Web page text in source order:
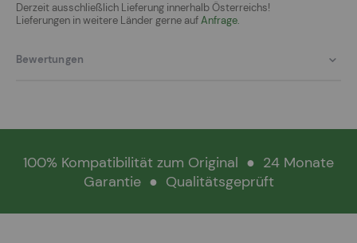
Derzeit ausschließlich Lieferung innerhalb Österreichs!
Lieferungen in weitere Länder gerne aufAnfrage.
Bewertungen
100% Kompatibilität zum Original ● 24 Monate
Garantie ● Qualitätsgeprüft